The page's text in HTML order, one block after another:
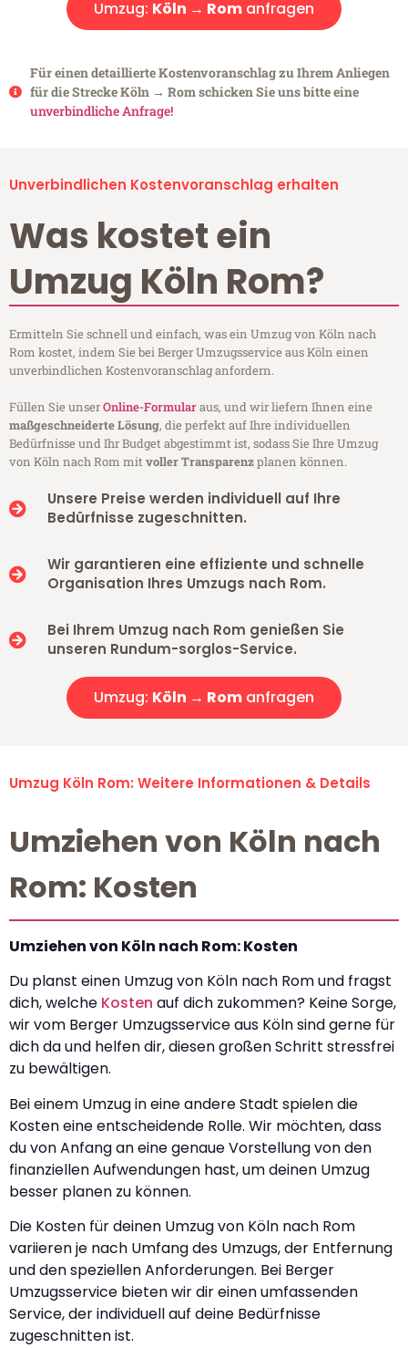
Umzug: Köln → Rom anfragen
Für einen detaillierte Kostenvoranschlag zu Ihrem Anliegen
für die Strecke Köln → Rom schicken Sie uns bitte eine
unverbindliche Anfrage!
Unverbindlichen Kostenvoranschlag erhalten
Was kostet ein
Umzug Köln Rom?
Ermitteln Sie schnell und einfach, was ein Umzug von Köln nach
Rom kostet, indem Sie bei Berger Umzugsservice aus Köln einen
unverbindlichen Kostenvoranschlag anfordern.
Füllen Sie unserOnline-Formularaus, und wir liefern Ihnen eine
maßgeschneiderte Lösung, die perfekt auf Ihre individuellen
Bedürfnisse und Ihr Budget abgestimmt ist, sodass Sie Ihre Umzug
von Köln nach Rom mitvoller Transparenzplanen können.
Unsere Preise werden individuell auf Ihre
Bedürfnisse zugeschnitten.
Wir garantieren eine effiziente und schnelle
Organisation Ihres Umzugs nach Rom.
Bei Ihrem Umzug nach Rom genießen Sie
unseren Rundum-sorglos-Service.
Umzug: Köln → Rom anfragen
Umzug Köln Rom: Weitere Informationen & Details
Umziehen von Köln nach
Rom: Kosten
Umziehen von Köln nach Rom: Kosten
Du planst einen Umzug von Köln nach Rom und fragst
dich, welche Kosten auf dich zukommen? Keine Sorge,
wir vom Berger Umzugsservice aus Köln sind gerne für
dich da und helfen dir, diesen großen Schritt stressfrei
zu bewältigen.
Bei einem Umzug in eine andere Stadt spielen die
Kosten eine entscheidende Rolle. Wir möchten, dass
du von Anfang an eine genaue Vorstellung von den
finanziellen Aufwendungen hast, um deinen Umzug
besser planen zu können.
Die Kosten für deinen Umzug von Köln nach Rom
variieren je nach Umfang des Umzugs, der Entfernung
und den speziellen Anforderungen. Bei Berger
Umzugsservice bieten wir dir einen umfassenden
Service, der individuell auf deine Bedürfnisse
zugeschnitten ist.